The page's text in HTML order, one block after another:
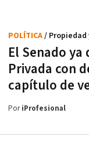
El Senado
Privada con
capítulo de
POLÍTICA/ Propiedad
PoriProfesional